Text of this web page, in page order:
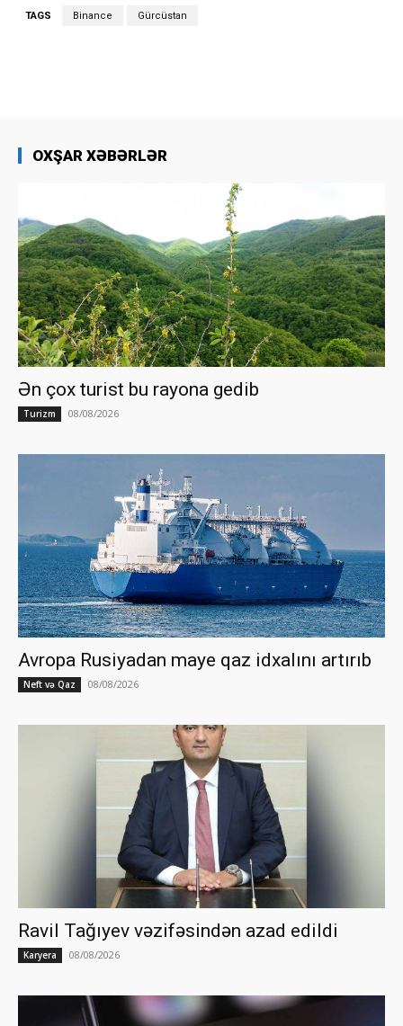
TAGS Binance Gürcüstan
OXŞAR XƏBƏRLƏR
Ən çox turist bu rayona gedib
Turizm 08/08/2026
Avropa Rusiyadan maye qaz idxalını artırıb
Neft və Qaz 08/08/2026
Ravil Tağıyev vəzifəsindən azad edildi
Karyera 08/08/2026